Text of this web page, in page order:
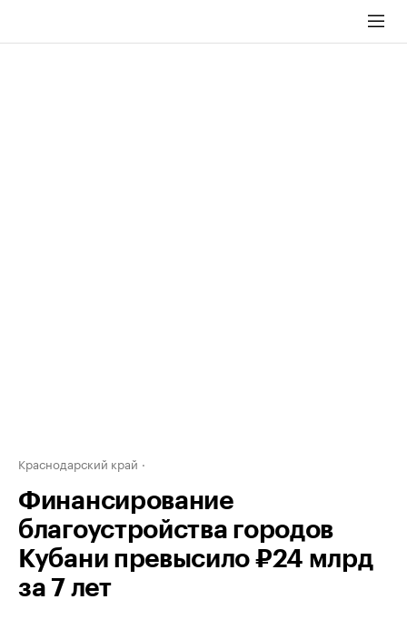
Краснодарский край
Финансирование
благоустройства городов
Кубани превысило ₽24 млрд
за 7 лет